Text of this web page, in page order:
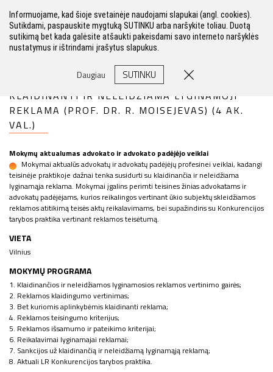
KLAIDINANTI IR NELEIDŽIAMA LYGINAMOJI
REKLAMA (PROF. DR. R. MOISEJEVAS) (4 AK.
VAL.)
Mokymų aktualumas advokato ir advokato padėjėjo veiklai
Mokymai aktualūs advokatų ir advokatų padėjėjų profesinei veiklai, kadangi
teisinėje praktikoje dažnai tenka susidurti su klaidinančia ir neleidžiama
lyginamąja reklama. Mokymai įgalins perimti teisines žinias advokatams ir
advokatų padėjėjams, kurios reikalingos vertinant ūkio subjektų skleidžiamos
reklamos atitikimą teisės aktų reikalavimams, bei supažindins su Konkurencijos
tarybos praktika vertinant reklamos teisėtumą.
VIETA
Vilnius
MOKYMŲ PROGRAMA
1. Klaidinančios ir neleidžiamos lyginamosios reklamos vertinimo gairės;
2. Reklamos klaidingumo vertinimas;
3. Bet kuriomis aplinkybėmis klaidinanti reklama;
4. Reklamos teisingumo kriterijus;
5. Reklamos išsamumo ir pateikimo kriterijai;
6. Reikalavimai lyginamajai reklamai;
7. Sankcijos už klaidinančią ir neleidžiamą lyginamąją reklamą;
8. Aktuali LR Konkurencijos tarybos praktika.
Informuojame, kad šioje svetainėje naudojami slapukai (angl. cookies).
Sutikdami, paspauskite mygtuką SUTINKU arba naršykite toliau. Duotą
sutikimą bet kada galėsite atšaukti pakeisdami savo interneto naršyklės
nustatymus ir ištrindami įrašytus slapukus.
Daugiau SUTINKU